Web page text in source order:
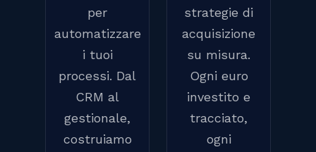
per
automatizzare
i tuoi
processi. Dal
CRM al
gestionale,
costruiamo
strategie di
acquisizione
su misura.
Ogni euro
investito e
tracciato,
ogni